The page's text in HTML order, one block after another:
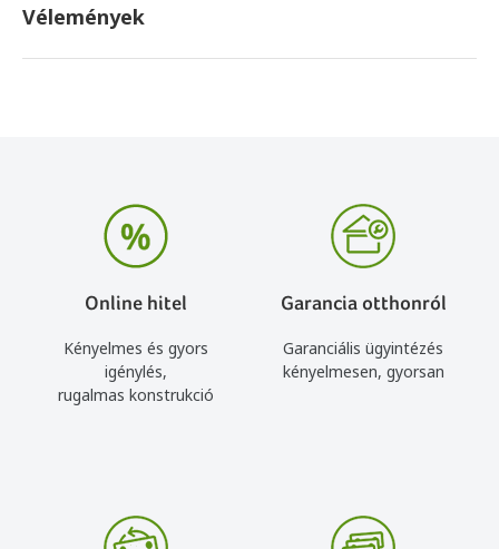
Vélemények
Online hitel
Kényelmes és gyors
igénylés,
rugalmas konstrukció
Garancia otthonról
Garanciális ügyintézés
kényelmesen, gyorsan